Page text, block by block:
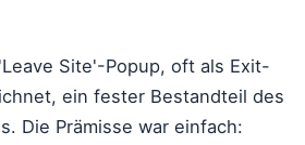
Site'-Popup, oft als Exit-
ein fester Bestandteil des
Die Prämisse war einfach: